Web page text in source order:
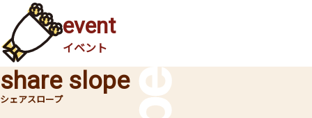
イベント
event
シェアスロープ
share slope